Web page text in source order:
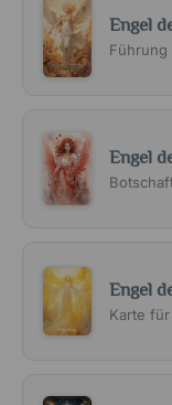
Engel
Führung
Engel
Engel
Karte